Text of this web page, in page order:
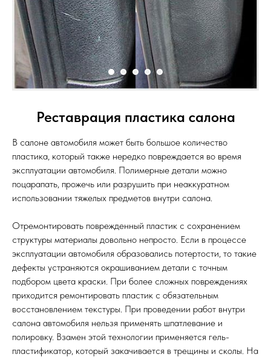
Реставрация пластика салона
В салоне автомобиля может быть большое количество
пластика, который также нередко повреждается во время
эксплуатации автомобиля. Полимерные детали можно
поцарапать, прожечь или разрушить при неаккуратном
использовании тяжелых предметов внутри салона.
Отремонтировать поврежденный пластик с сохранением
структуры материалы довольно непросто. Если в процессе
эксплуатации автомобиля образовались потертости, то такие
дефекты устраняются окрашиванием детали с точным
подбором цвета краски. При более сложных повреждениях
приходится ремонтировать пластик с обязательным
восстановлением текстуры. При проведении работ внутри
салона автомобиля нельзя применять шпатлевание и
полировку. Взамен этой технологии применяется гель-
пластификатор, который закачивается в трещины и сколы. На